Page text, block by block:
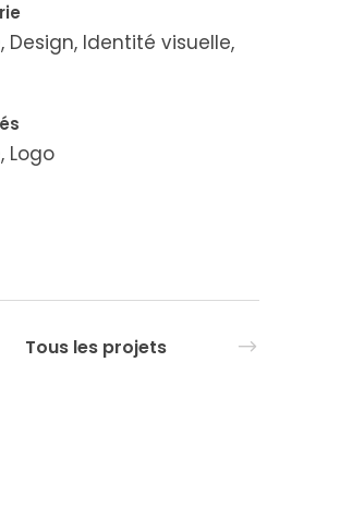
Design, Identité visuelle,
Logo
Tous les projets